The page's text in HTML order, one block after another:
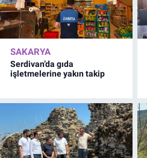
SAKARYA
Serdivan’da gıda
işletmelerine yakın takip